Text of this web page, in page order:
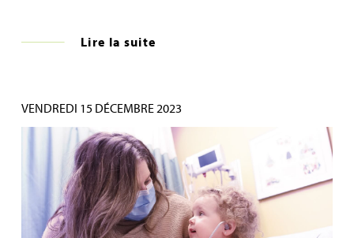
Lire la suite
VENDREDI 15 DÉCEMBRE 2023